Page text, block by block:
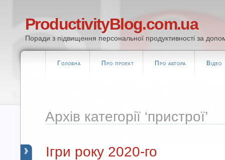
ProductivityBlog.com.ua
Поради з підвищення персональної продуктивності за
Головна Про проект Про автора Відео
Архів категорії ‘пристрої’
Ігри року 2020-го